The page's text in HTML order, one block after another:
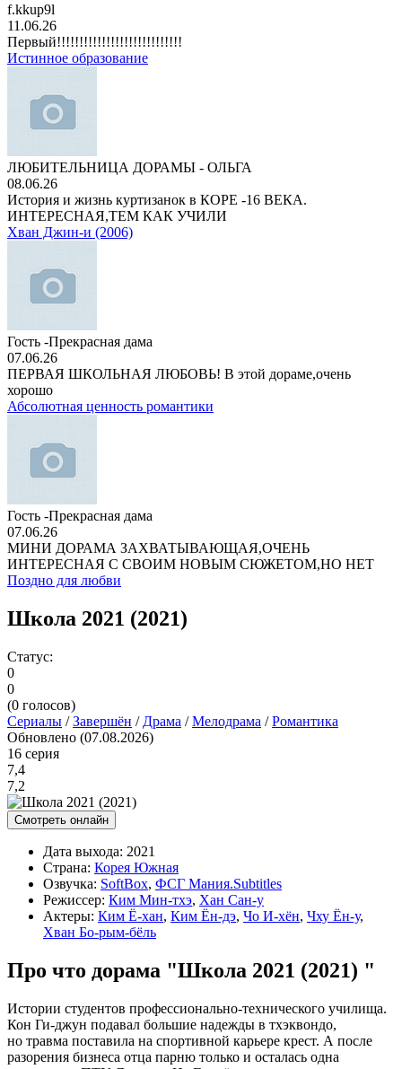
f.kkup9l
11.06.26
Первый!!!!!!!!!!!!!!!!!!!!!!!!!!!!
Истинное образование
ЛЮБИТЕЛЬНИЦА ДОРАМЫ - ОЛЬГА
08.06.26
История и жизнь куртизанок в КОРЕ -16 ВЕКА.
ИНТЕРЕСНАЯ,ТЕМ КАК УЧИЛИ
Хван Джин-и (2006)
Гость -Прекрасная дама
07.06.26
ПЕРВАЯ ШКОЛЬНАЯ ЛЮБОВЬ! В этой дораме,очень
хорошо
Абсолютная ценность романтики
Гость -Прекрасная дама
07.06.26
МИНИ ДОРАМА ЗАХВАТЫВАЮЩАЯ,ОЧЕНЬ
ИНТЕРЕСНАЯ С СВОИМ НОВЫМ СЮЖЕТОМ,НО НЕТ
Поздно для любви
Школа 2021 (2021)
Статус:
0
0
(0 голосов)
Сериалы /Завершён / Драма /Мелодрама /Романтика
Обновлено (07.08.2026)
16 серия
7,4
7,2
Смотреть онлайн
Дата выхода: 2021
Страна: Корея Южная
Озвучка: SoftBox, ФСГ Мания.Subtitles
Режиссер: Ким Мин-тхэ, Хан Сан-у
Актеры: Ким Ё-хан, Ким Ён-дэ, Чо И-хён, Чху Ён-у,
Хван Бо-рым-бёль
Про что дорама "Школа 2021 (2021) "
Истории студентов профессионально-технического училища.
Кон Ги-джун подавал большие надежды в тхэквондо,
но травма поставила на спортивной карьере крест. А после
разорения бизнеса отца парню только и осталась одна